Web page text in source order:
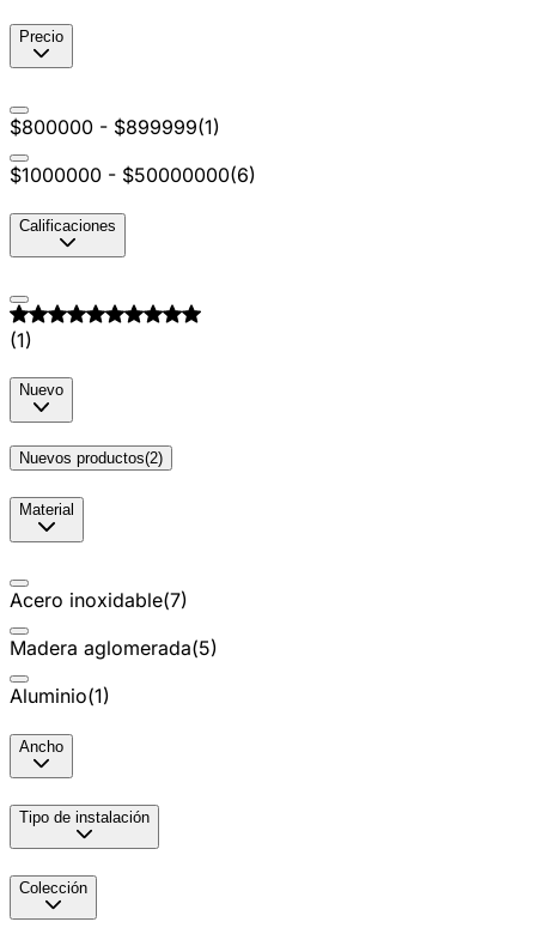
Precio
$800000 - $899999(1)
$1000000 - $50000000(6)
Calificaciones
(1)
Nuevo
Nuevos productos(2)
Material
Acero inoxidable(7)
Madera aglomerada(5)
Aluminio(1)
Ancho
Tipo de instalación
Colección